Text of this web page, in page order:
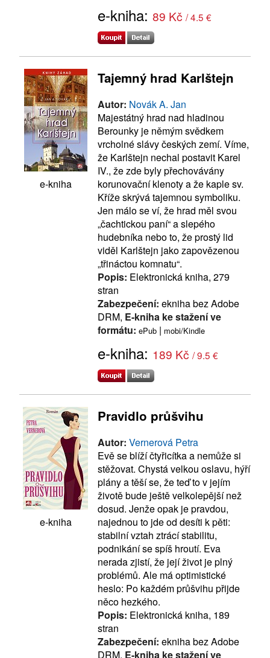
e-kniha: 89 Kč / 4.5 €
e-kniha
Tajemný hrad Karlštejn
Autor: Novák A. Jan
Majestátný hrad nad hladinou
Berounky je němým svědkem
vrcholné slávy českých zemí. Víme,
že Karlštejn nechal postavit Karel
IV., že zde byly přechovávány
korunovační klenoty a že kaple sv.
Kříže skrývá tajemnou symboliku.
Jen málo se ví, že hrad měl svou
„čachtickou paní“ a slepého
hudebníka nebo to, že prostý lid
viděl Karlštejn jako zapovězenou
„třináctou komnatu“.
Popis: Elektronická kniha, 279
stran
Zabezpečení: ekniha bez Adobe
DRM, E-kniha ke stažení ve
formátu: ePub | mobi/Kindle
e-kniha: 189 Kč / 9.5 €
e-kniha
Pravidlo průšvihu
Autor: Vernerová Petra
Evě se blíží čtyřicítka a nemůže si
stěžovat. Chystá velkou oslavu, hýří
plány a těší se, že teď to v jejím
životě bude ještě velkolepější než
dosud. Jenže opak je pravdou,
najednou to jde od desíti k pěti:
stabilní vztah ztrácí stabilitu,
podnikání se spíš hroutí. Eva
nerada zjistí, že její život je plný
problémů. Ale má optimistické
heslo: Po každém průšvihu přijde
něco hezkého.
Popis: Elektronická kniha, 189
stran
Zabezpečení: ekniha bez Adobe
DRM, E-kniha ke stažení ve